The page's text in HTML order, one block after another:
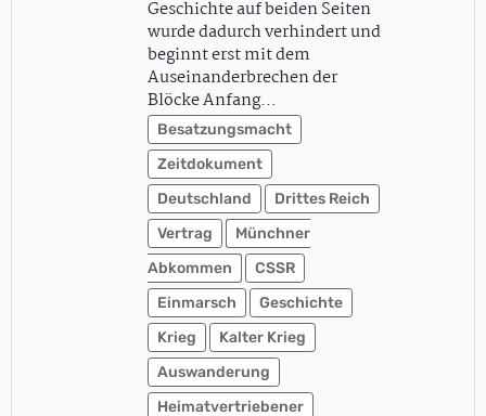
Geschichte auf beiden Seiten
wurde dadurch verhindert und
beginnt erst mit dem
Auseinanderbrechen der
Blöcke Anfang…
Besatzungsmacht
Zeitdokument
Deutschland
Drittes Reich
Vertrag
Münchner
Abkommen
CSSR
Einmarsch
Geschichte
Krieg
Kalter Krieg
Auswanderung
Heimatvertriebener